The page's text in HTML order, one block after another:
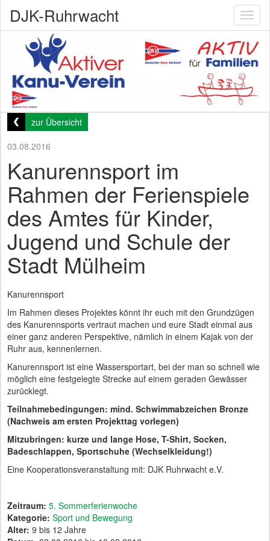
DJK-Ruhrwacht
zur Übersicht
03.08.2016
Kanurennsport im
Rahmen der Ferienspiele
des Amtes für Kinder,
Jugend und Schule der
Stadt Mülheim
Kanurennsport
Im Rahmen dieses Projektes könnt ihr euch mit den Grundzügen
des Kanurennsports vertraut machen und eure Stadt einmal aus
einer ganz anderen Perspektive, nämlich in einem Kajak von der
Ruhr aus, kennenlernen.
Kanurennsport ist eine Wassersportart, bei der man so schnell wie
möglich eine festgelegte Strecke auf einem geraden Gewässer
zurücklegt.
Teilnahmebedingungen: mind. Schwimmabzeichen Bronze
(Nachweis am ersten Projekttag vorlegen)
Mitzubringen: kurze und lange Hose, T-Shirt, Socken,
Badeschlappen, Sportschuhe (Wechselkleidung!)
Eine Kooperationsveranstaltung mit: DJK Ruhrwacht e.V.
Zeitraum: 5. Sommerferienwoche
Kategorie: Sport und Bewegung
Alter: 9 bis 12 Jahre